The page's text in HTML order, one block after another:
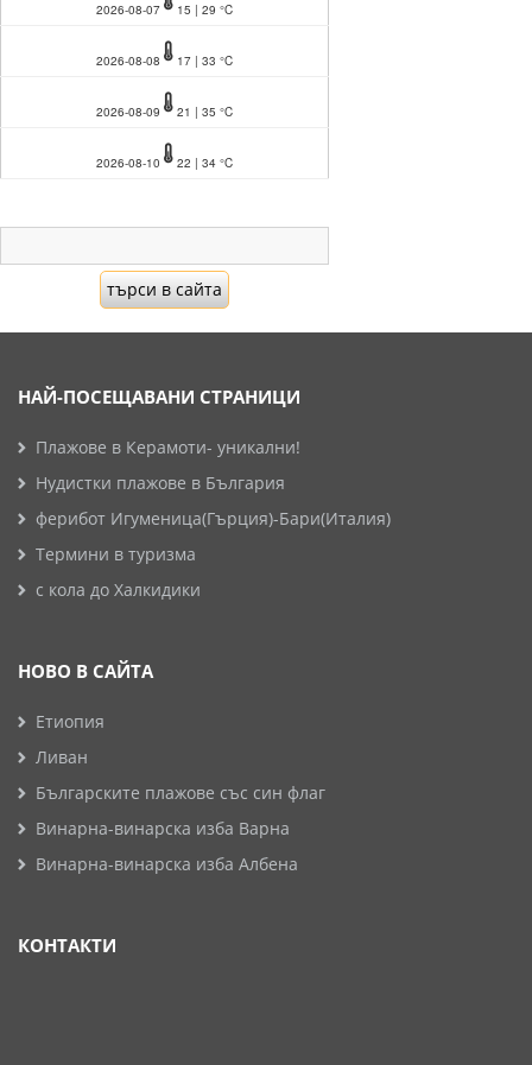
2026-08-07 15 | 29 °C
2026-08-08 17 | 33 °C
2026-08-09 21 | 35 °C
2026-08-10 22 | 34 °C
НАЙ-ПОСЕЩАВАНИ СТРАНИЦИ
Плажове в Керамоти- уникални!
Нудистки плажове в България
ферибот Игуменица(Гърция)-Бари(Италия)
Термини в туризма
с кола до Халкидики
НОВО В САЙТА
Етиопия
Ливан
Българските плажове със син флаг
Винарна-винарска изба Варна
Винарна-винарска изба Албена
КОНТАКТИ